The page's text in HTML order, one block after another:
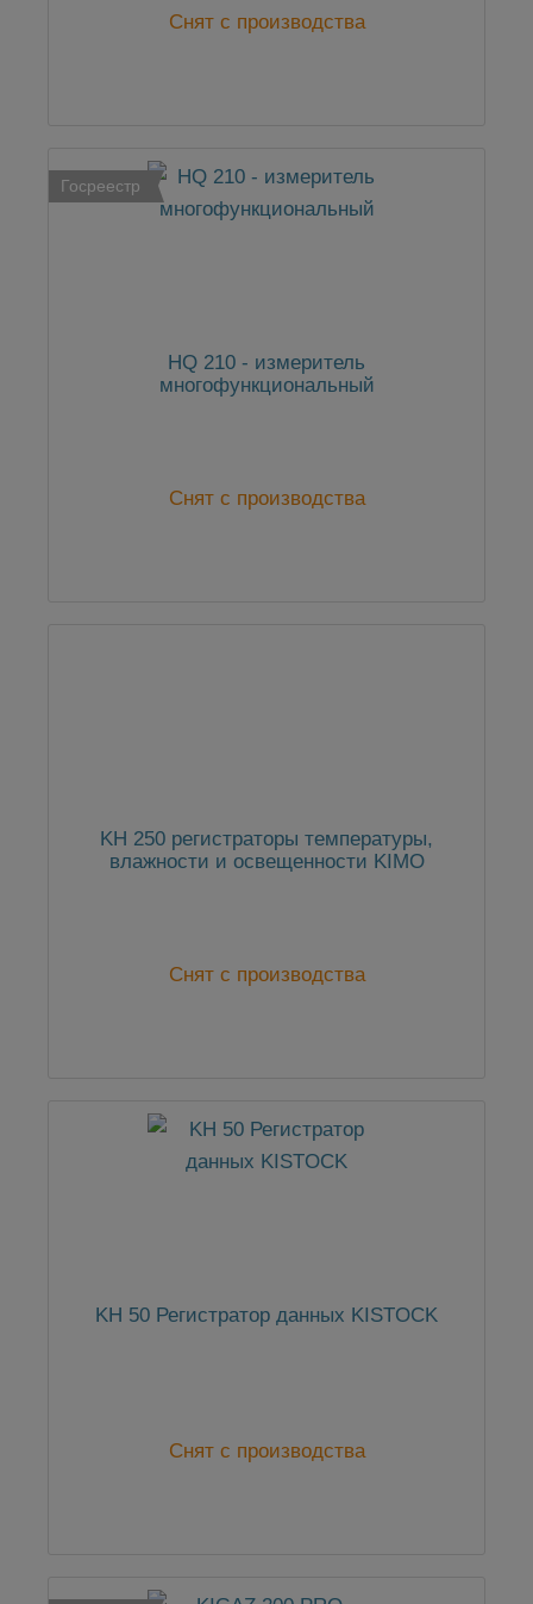
Снят с производства
Госреестр
HQ 210 - измеритель
многофункциональный
Снят с производства
KH 250 регистраторы температуры,
влажности и освещенности KIMO
Снят с производства
KH 50 Регистратор данных KISTOCK
Снят с производства